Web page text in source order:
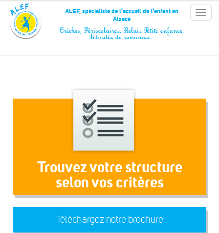
Panneau de gestion des cookies
Toggle
ALEF, spécialiste de l'accueil de l'enfant en
Alsace
Crèches, Périscolaires, Relais Petite enfance,
Activités de vacances…
Trouvez votre structure
selon vos critères
Téléchargez notre brochure